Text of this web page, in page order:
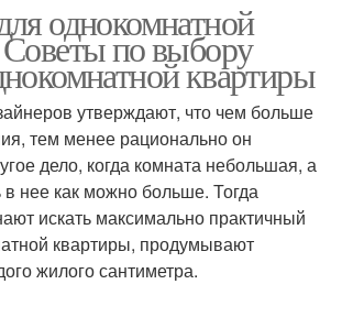
однокомнатной
по выбору
квартиры
утверждают, что чем больше
тем менее рационально он
дело, когда комната небольшая, а
в нее как можно больше. Тогда
искать максимально практичный
квартиры, продумывают
жилого сантиметра.